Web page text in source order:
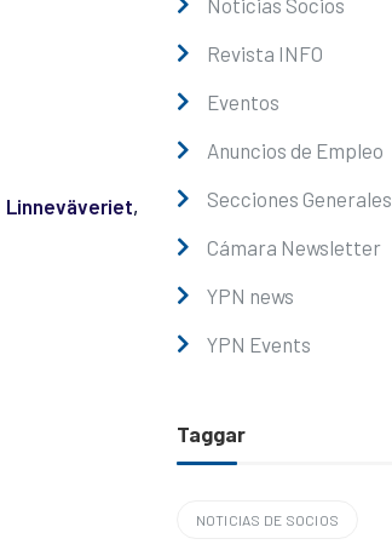
Linneväveriet,
Noticias Socios
Revista INFO
Eventos
Anuncios de Empleo
Secciones Generales
Cámara Newsletter
YPN news
YPN Events
Taggar
NOTICIAS DE SOCIOS